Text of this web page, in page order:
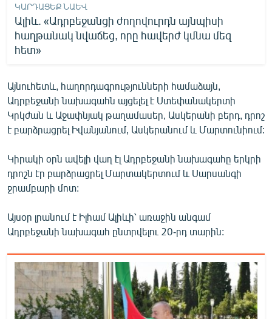
ՀԵՏԵՎԵՔ ՄԵԶ
«Ազատության» բոլոր կայքերը
ԿԱՐԴԱՑԵՔ ՆԱԵՎ
Ալիև. «Ադրբեջանցի ժողովուրդն այնպիսի
հաղթանակ նվաճեց, որը հավերժ կմնա մեզ
հետ»
Այնուհետև, հաղորդագրությունների համաձայն,
Ադրբեջանի նախագահն այցելել է Ստեփանակերտի
Կրկժան և Աջափնյակ թաղամասեր, Ասկերանի բերդ, դրոշ
է բարձրացրել Իվանյանում, Ասկերանում և Մարտունիում:
Կիրակի օրն ավելի վաղ էլ Ադրբեջանի նախագահը երկրի
դրոշն էր բարձրացրել Մարտակերտում և Սարսանգի
ջրամբարի մոտ:
Այսօր լրանում է Իլհամ Ալիևի՝ առաջին անգամ
Ադրբեջանի նախագահ ընտրվելու 20-րդ տարին: